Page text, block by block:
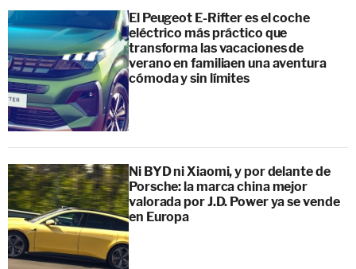
El Peugeot E-Rifter es el coche
eléctrico más práctico que
transforma las vacaciones de
verano en familiaen una aventura
cómoda y sin límites
Ni BYD ni Xiaomi, y por delante de
Porsche: la marca china mejor
valorada por J.D. Power ya se vende
en Europa